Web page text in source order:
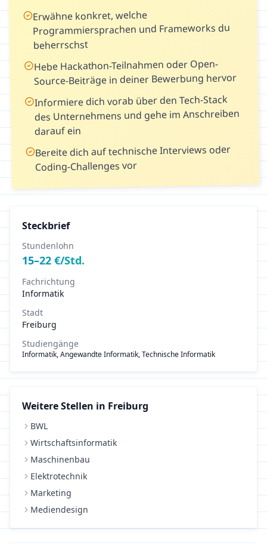
Erwähne konkret, welche
Programmiersprachen und Frameworks du
beherrschst
Hebe Hackathon-Teilnahmen oder Open-
Source-Beiträge in deiner Bewerbung hervor
Informiere dich vorab über den Tech-Stack
des Unternehmens und gehe im Anschreiben
darauf ein
Bereite dich auf technische Interviews oder
Coding-Challenges vor
Steckbrief
Stundenlohn
15–22 €/Std.
Fachrichtung
Informatik
Stadt
Freiburg
Studiengänge
Informatik, Angewandte Informatik, Technische Informatik
Weitere Stellen in Freiburg
BWL
Wirtschaftsinformatik
Maschinenbau
Elektrotechnik
Marketing
Mediendesign